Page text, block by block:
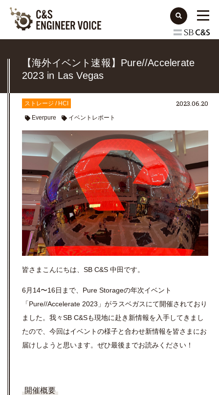
【海外イベント速報】Pure//Accelerate
2023 in Las Vegas
ストレージ / HCI
Everpure イベントレポート
2023.06.20
皆さまこんにちは、SB C&S 中田です。
6月14〜16日まで、Pure Storageの年次イベント
「Pure//Accelerate 2023」がラスベガスにて開催されており
ました。我々SB C&Sも現地に赴き新情報を入手してきまし
たので、今回はイベントの様子と合わせ新情報を皆さまにお
届けしようと思います。ぜひ最後までお読みください！
開催概要